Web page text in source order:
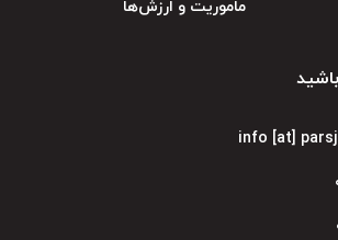
ماموریت و ارزش‌ها
info [at]